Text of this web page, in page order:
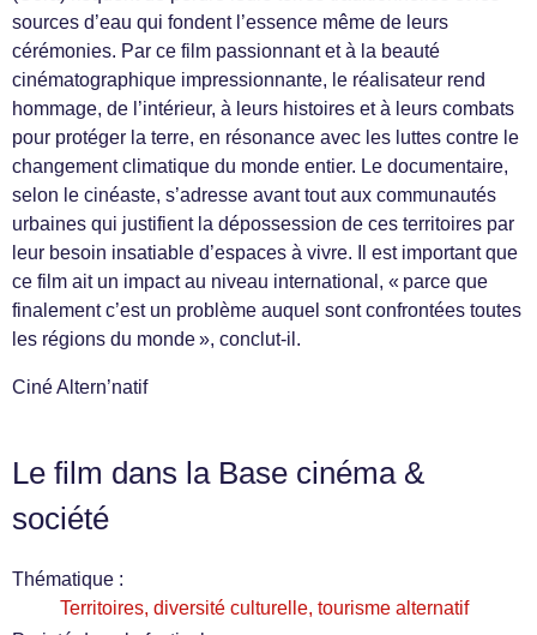
sources d’eau qui fondent l’essence même de leurs
cérémonies. Par ce film passionnant et à la beauté
cinématographique impressionnante, le réalisateur rend
hommage, de l’intérieur, à leurs histoires et à leurs combats
pour protéger la terre, en résonance avec les luttes contre le
changement climatique du monde entier. Le documentaire,
selon le cinéaste, s’adresse avant tout aux communautés
urbaines qui justifient la dépossession de ces territoires par
leur besoin insatiable d’espaces à vivre. Il est important que
ce film ait un impact au niveau international, « parce que
finalement c’est un problème auquel sont confrontées toutes
les régions du monde », conclut-il.
Ciné Altern’natif
Le film dans la Base cinéma &
société
Thématique :
Territoires, diversité culturelle, tourisme alternatif